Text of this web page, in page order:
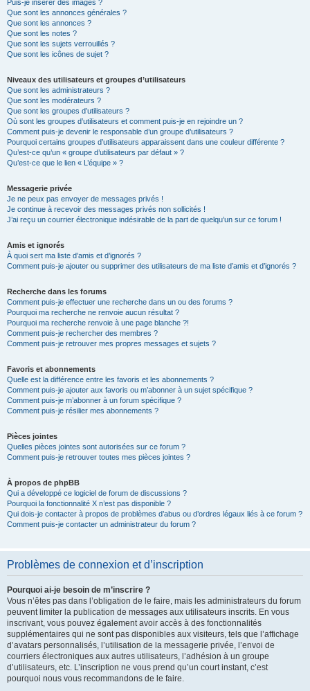
Puis-je insérer des images ?
Que sont les annonces générales ?
Que sont les annonces ?
Que sont les notes ?
Que sont les sujets verrouillés ?
Que sont les icônes de sujet ?
Niveaux des utilisateurs et groupes d’utilisateurs
Que sont les administrateurs ?
Que sont les modérateurs ?
Que sont les groupes d’utilisateurs ?
Où sont les groupes d’utilisateurs et comment puis-je en rejoindre un ?
Comment puis-je devenir le responsable d’un groupe d’utilisateurs ?
Pourquoi certains groupes d’utilisateurs apparaissent dans une couleur différente ?
Qu’est-ce qu’un « groupe d’utilisateurs par défaut » ?
Qu’est-ce que le lien « L’équipe » ?
Messagerie privée
Je ne peux pas envoyer de messages privés !
Je continue à recevoir des messages privés non sollicités !
J’ai reçu un courrier électronique indésirable de la part de quelqu’un sur ce forum !
Amis et ignorés
À quoi sert ma liste d’amis et d’ignorés ?
Comment puis-je ajouter ou supprimer des utilisateurs de ma liste d’amis et d’ignorés ?
Recherche dans les forums
Comment puis-je effectuer une recherche dans un ou des forums ?
Pourquoi ma recherche ne renvoie aucun résultat ?
Pourquoi ma recherche renvoie à une page blanche ?!
Comment puis-je rechercher des membres ?
Comment puis-je retrouver mes propres messages et sujets ?
Favoris et abonnements
Quelle est la différence entre les favoris et les abonnements ?
Comment puis-je ajouter aux favoris ou m’abonner à un sujet spécifique ?
Comment puis-je m’abonner à un forum spécifique ?
Comment puis-je résilier mes abonnements ?
Pièces jointes
Quelles pièces jointes sont autorisées sur ce forum ?
Comment puis-je retrouver toutes mes pièces jointes ?
À propos de phpBB
Qui a développé ce logiciel de forum de discussions ?
Pourquoi la fonctionnalité X n’est pas disponible ?
Qui dois-je contacter à propos de problèmes d’abus ou d’ordres légaux liés à ce forum ?
Comment puis-je contacter un administrateur du forum ?
Problèmes de connexion et d’inscription
Pourquoi ai-je besoin de m’inscrire ?
Vous n’êtes pas dans l’obligation de le faire, mais les administrateurs du forum
peuvent limiter la publication de messages aux utilisateurs inscrits. En vous
inscrivant, vous pouvez également avoir accès à des fonctionnalités
supplémentaires qui ne sont pas disponibles aux visiteurs, tels que l’affichage
d’avatars personnalisés, l’utilisation de la messagerie privée, l’envoi de
courriers électroniques aux autres utilisateurs, l’adhésion à un groupe
d’utilisateurs, etc. L’inscription ne vous prend qu’un court instant, c’est
pourquoi nous vous recommandons de le faire.